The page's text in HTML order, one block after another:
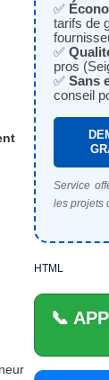
✅
tarifs de
✅
pros
✅ Sans
conseil
Service
les projets
HTML
📞